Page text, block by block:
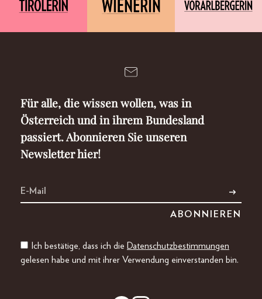
Für alle, die wissen wollen, was in
Österreich und in ihrem Bundesland
passiert. Abonnieren Sie unseren
Newsletter hier!
Ich bestätige, dass ich die Datenschutzbestimmungen
gelesen habe und mit ihrer Verwendung einverstanden bin.